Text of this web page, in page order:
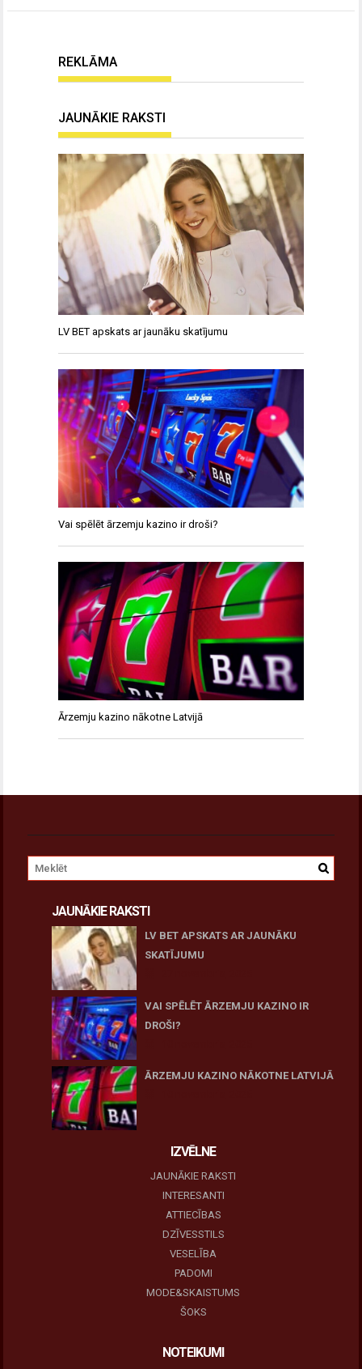
REKLĀMA
JAUNĀKIE RAKSTI
LV BET apskats ar jaunāku skatījumu
Vai spēlēt ārzemju kazino ir droši?
Ārzemju kazino nākotne Latvijā
JAUNĀKIE RAKSTI
LV BET APSKATS AR JAUNĀKU
SKATĪJUMU
VAI SPĒLĒT ĀRZEMJU KAZINO IR
DROŠI?
ĀRZEMJU KAZINO NĀKOTNE LATVIJĀ
IZVĒLNE
JAUNĀKIE RAKSTI
INTERESANTI
ATTIECĪBAS
DZĪVESSTILS
VESELĪBA
PADOMI
MODE&SKAISTUMS
ŠOKS
NOTEIKUMI